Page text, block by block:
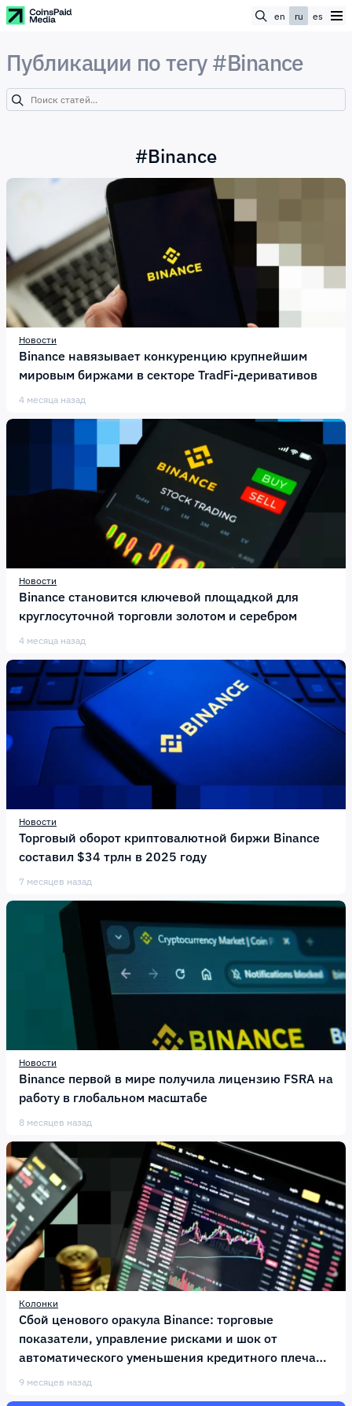
en ru es
Публикации по тегу #Binance
#Binance
Новости
Binance навязывает конкуренцию крупнейшим
мировым биржами в секторе TradFi-деривативов
4 месяца назад
Новости
Binance становится ключевой площадкой для
круглосуточной торговли золотом и серебром
4 месяца назад
Новости
Торговый оборот криптовалютной биржи Binance
составил $34 трлн в 2025 году
7 месяцев назад
Новости
Binance первой в мире получила лицензию FSRA на
работу в глобальном масштабе
8 месяцев назад
Колонки
Сбой ценового оракула Binance: торговые
показатели, управление рисками и шок от
автоматического уменьшения кредитного плеча
на $19 млрд
9 месяцев назад